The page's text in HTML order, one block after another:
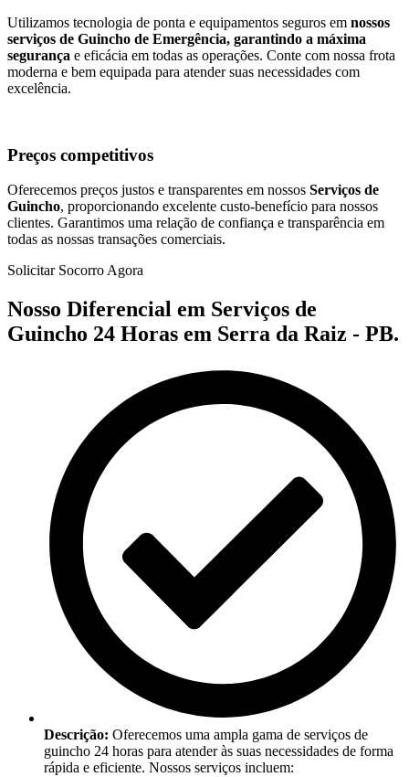
Utilizamos tecnologia de ponta e equipamentos seguros em nossos
serviços de Guincho de Emergência, garantindo a máxima
segurança e eficácia em todas as operações. Conte com nossa frota
moderna e bem equipada para atender suas necessidades com
excelência.
Preços competitivos
Oferecemos preços justos e transparentes em nossos Serviços de
Guincho, proporcionando excelente custo-benefício para nossos
clientes. Garantimos uma relação de confiança e transparência em
todas as nossas transações comerciais.
Solicitar Socorro Agora
Nosso Diferencial em Serviços de
Guincho 24 Horas em Serra da Raiz - PB.
Descrição: Oferecemos uma ampla gama de serviços de
guincho 24 horas para atender às suas necessidades de forma
rápida e eficiente. Nossos serviços incluem: